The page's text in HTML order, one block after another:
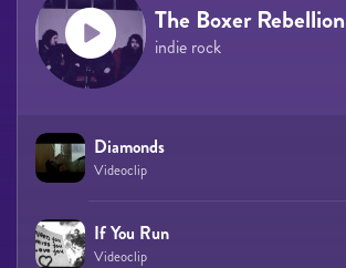
The Boxer Rebellion
indie rock
Diamonds
Videoclip
If You Run
Videoclip